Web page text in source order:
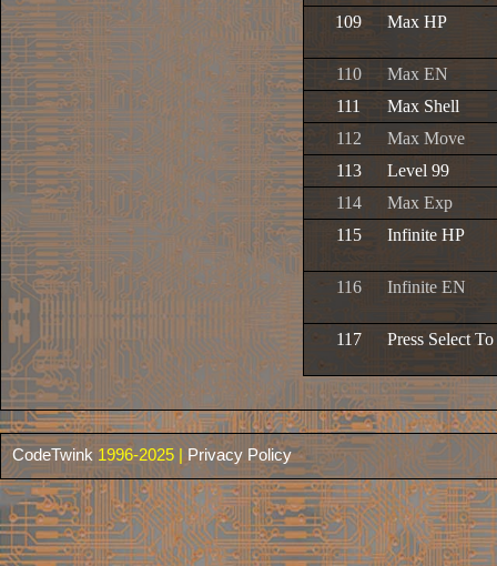
109
Max HP
110
Max EN
111
Max Shell
112
Max Move
113
Level 99
114
Max Exp
115
Infinite HP
116 Infinite EN
117 Press Select
CodeTwink 1996-2025 |Privacy Policy